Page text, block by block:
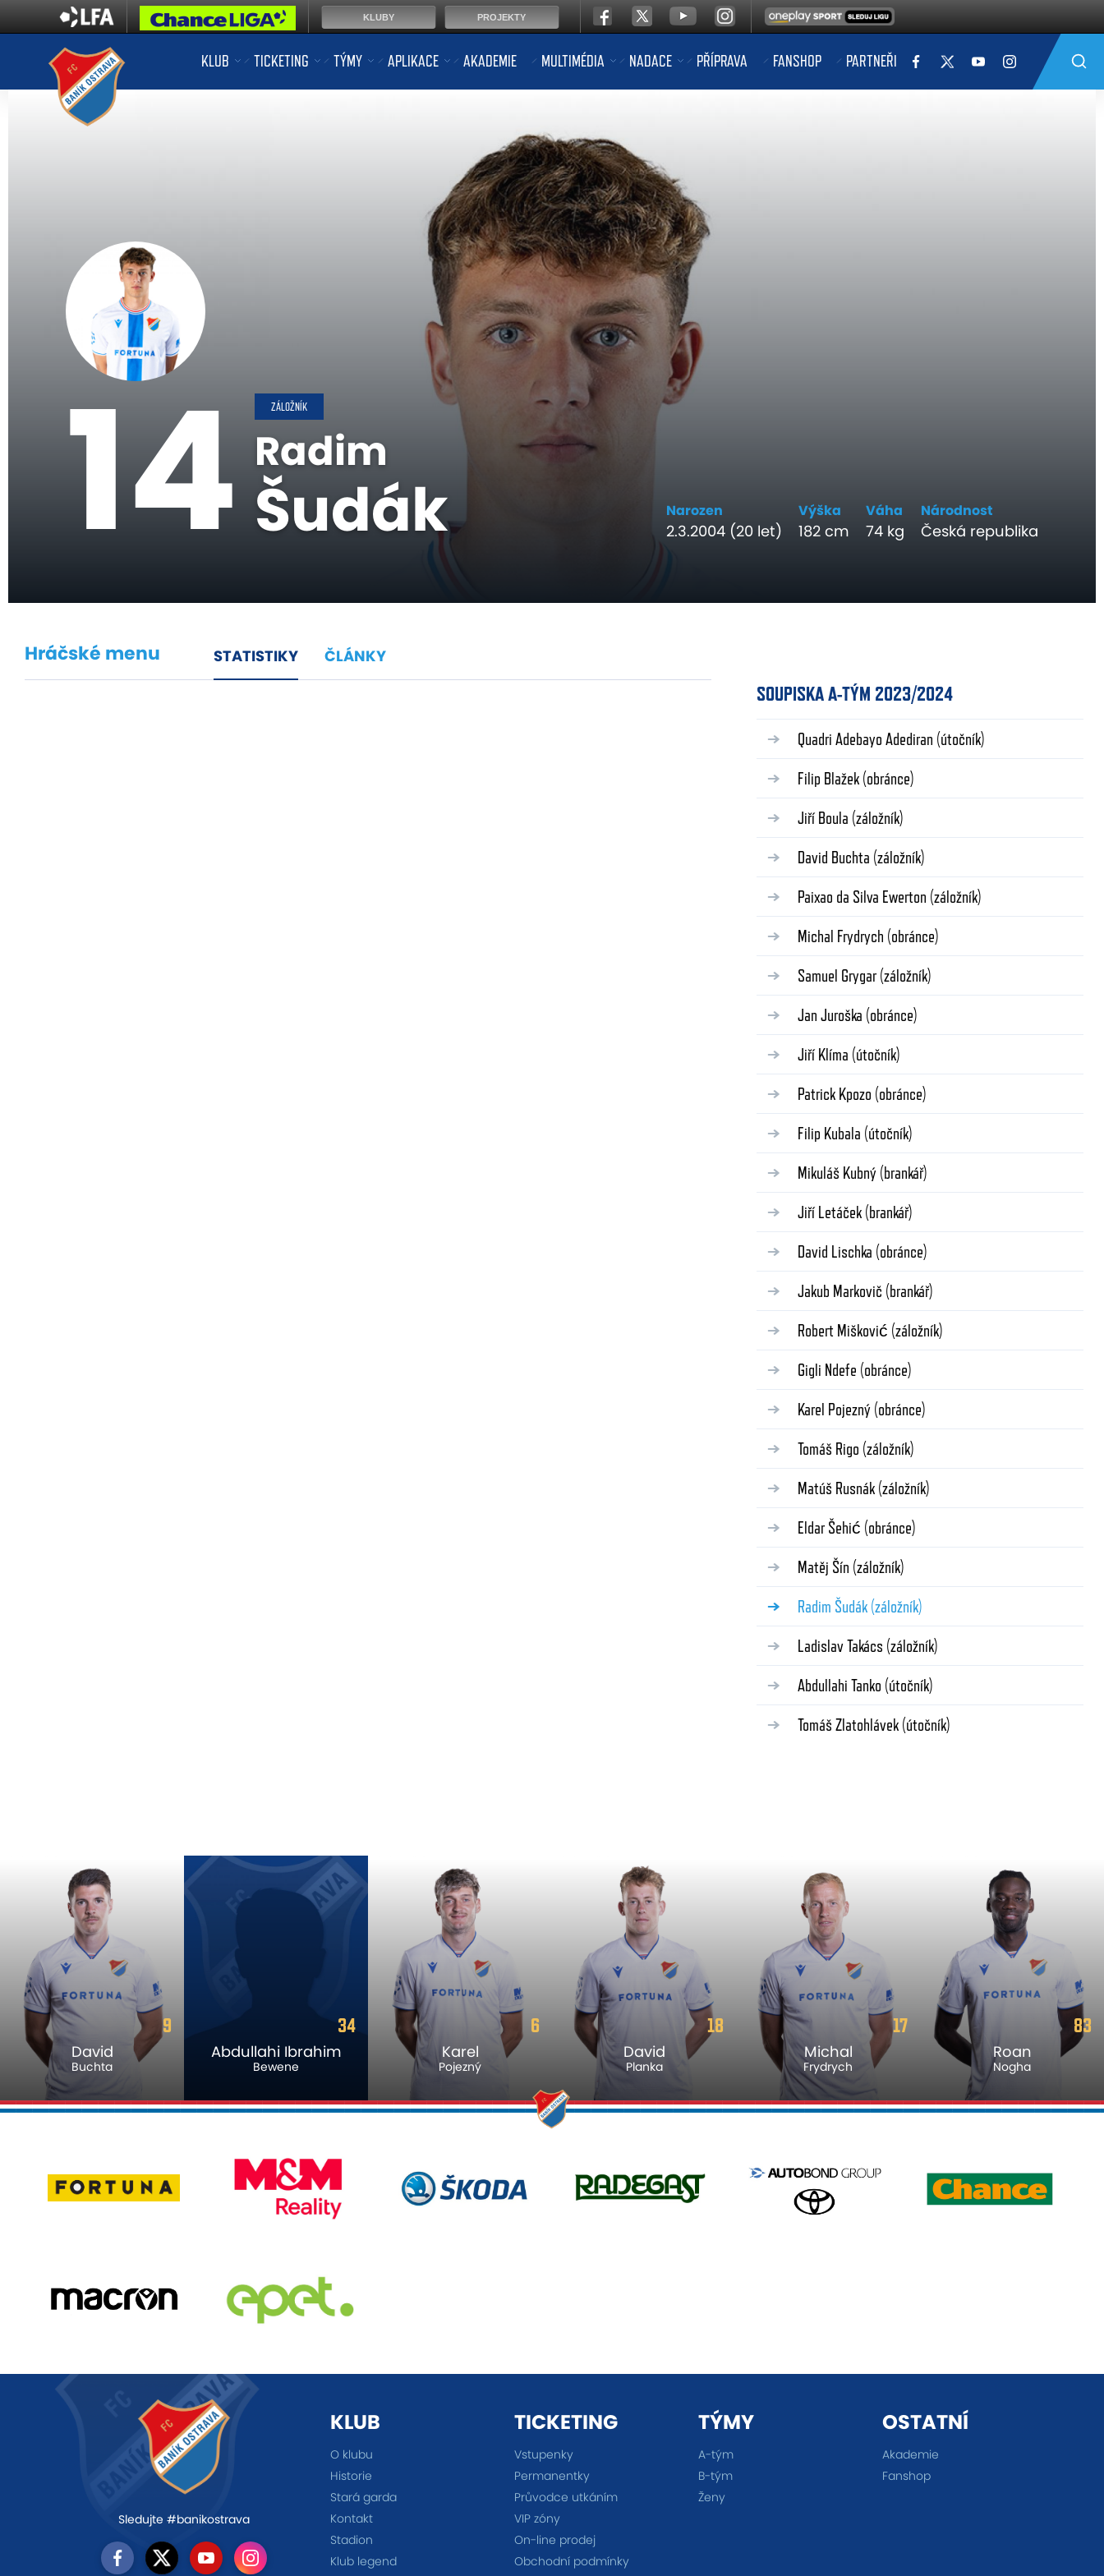
KLUB TICKETING TÝMY APLIKACE AKADEMIE MULTIMÉDIA NADACE PŘÍPRAVA FANSHOP PARTNEŘI
14 ZÁLOŽNÍK
Radim
Šudák Narozen
2.3.2004 (20 let)
Výška
182 cm
Váha
74 kg
Národnost
Česká republika
Hráčské menu STATISTIKY ČLÁNKY
SOUPISKA A-TÝM 2023/2024
Quadri Adebayo Adediran (útočník)
Filip Blažek (obránce)
Jiří Boula (záložník)
David Buchta (záložník)
Paixao da Silva Ewerton (záložník)
Michal Frydrych (obránce)
Samuel Grygar (záložník)
Jan Juroška (obránce)
Jiří Klíma (útočník)
Patrick Kpozo (obránce)
Filip Kubala (útočník)
Mikuláš Kubný (brankář)
Jiří Letáček (brankář)
David Lischka (obránce)
Jakub Markovič (brankář)
Robert Mišković (záložník)
Gigli Ndefe (obránce)
Karel Pojezný (obránce)
Tomáš Rigo (záložník)
Matúš Rusnák (záložník)
Eldar Šehić (obránce)
Matěj Šín (záložník)
Radim Šudák (záložník)
Ladislav Takács (záložník)
Abdullahi Tanko (útočník)
Tomáš Zlatohlávek (útočník)
9
David
Buchta
34
Abdullahi Ibrahim
Bewene
6
Karel
Pojezný
18
David
Planka
17
Michal
Frydrych
83
Roan
Nogha
Sledujte #banikostrava
KLUB
O klubu
Historie
Stará garda
Kontakt
Stadion
Klub legend
TICKETING
Vstupenky
Permanentky
Průvodce utkáním
VIP zóny
On-line prodej
Obchodní podmínky
TÝMY
A-tým
B-tým
Ženy
OSTATNÍ
Akademie
Fanshop
KLUBY PROJEKTY